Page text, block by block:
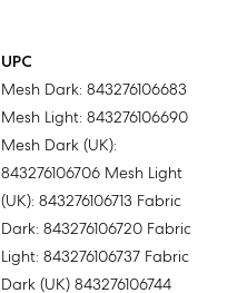
UPC
Mesh Dark: 843276106683
Mesh Light: 843276106690
Mesh Dark (UK):
843276106706 Mesh Light
(UK): 843276106713 Fabric
Dark: 843276106720 Fabric
Light: 843276106737 Fabric
Dark (UK) 843276106744